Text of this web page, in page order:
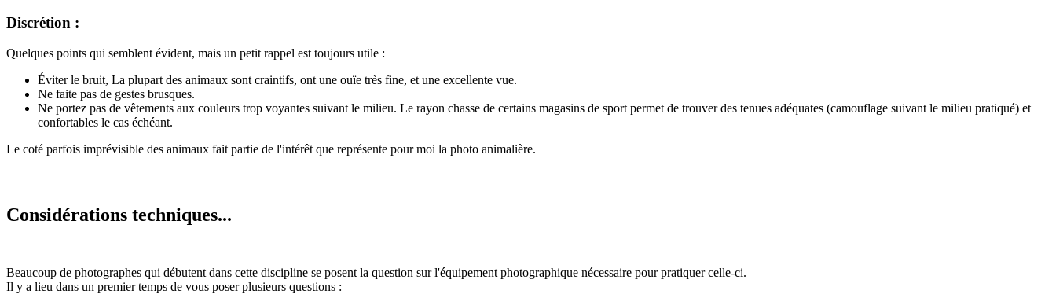
Discrétion :
Quelques points qui semblent évident, mais un petit rappel est toujours utile :
Éviter le bruit, La plupart des animaux sont craintifs, ont une ouïe très fine, et une excellente vue.
Ne faite pas de gestes brusques.
Ne portez pas de vêtements aux couleurs trop voyantes suivant le milieu. Le rayon chasse de certains magasins de sport permet de trouver des tenues adéquates (camouflage suivant le milieu pratiqué) et
confortables le cas échéant.
Le coté parfois imprévisible des animaux fait partie de l'intérêt que représente pour moi la photo animalière.
Considérations techniques...
Beaucoup de photographes qui débutent dans cette discipline se posent la question sur l'équipement photographique nécessaire pour pratiquer celle-ci.
Il y a lieu dans un premier temps de vous poser plusieurs questions :